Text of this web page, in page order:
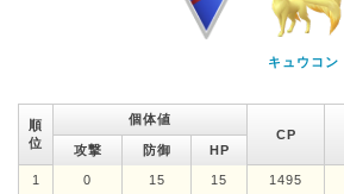
キュウコン
順
位
個体値
CP
攻撃
防御 HP
1 0 15 15 1495